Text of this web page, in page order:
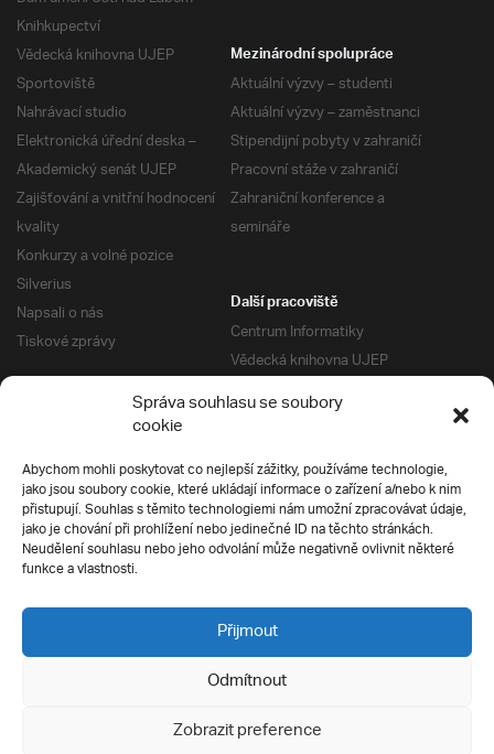
Správa souhlasu se soubory
cookie
Abychom mohli poskytovat co nejlepší zážitky, používáme technologie,
jako jsou soubory cookie, které ukládají informace o zařízení a/nebo k nim
přistupují. Souhlas s těmito technologiemi nám umožní zpracovávat údaje,
jako je chování při prohlížení nebo jedinečné ID na těchto stránkách.
Neudělení souhlasu nebo jeho odvolání může negativně ovlivnit některé
funkce a vlastnosti.
Přijmout
Odmítnout
Zobrazit preference
Knihkupectví
Vědecká knihovna UJEP
Sportoviště
Nahrávací studio
Elektronická úřední deska –
Akademický senát UJEP
Zajišťování a vnitřní hodnocení
kvality
Konkurzy a volné pozice
Silverius
Napsali o nás
Tiskové zprávy
Mezinárodní spolupráce
Aktuální výzvy – studenti
Aktuální výzvy – zaměstnanci
Stipendijní pobyty v zahraničí
Pracovní stáže v zahraničí
Zahraniční konference a
semináře
Další pracoviště
Centrum Informatiky
Vědecká knihovna UJEP
Správa kolejí a menz
Univerzitní centrum podpory
Silverius
Pro uchazeče
Přijímací řízení
E-prihlaska
Přípravné kurzy
Ochrana soukromí
Všechna práva vyhrazena